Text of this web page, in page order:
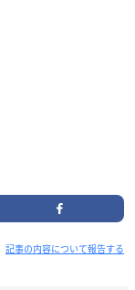
記事の内容について報告する